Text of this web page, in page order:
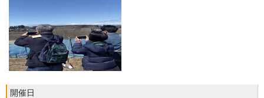
開催日